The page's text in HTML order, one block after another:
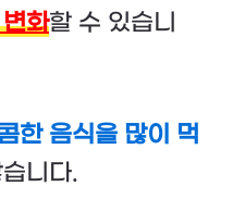
화할 수 있습니
한 음식을 많이 먹
니다.